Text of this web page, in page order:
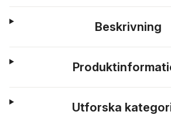
Beskrivning
Utforska